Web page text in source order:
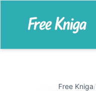
Free Kniga/